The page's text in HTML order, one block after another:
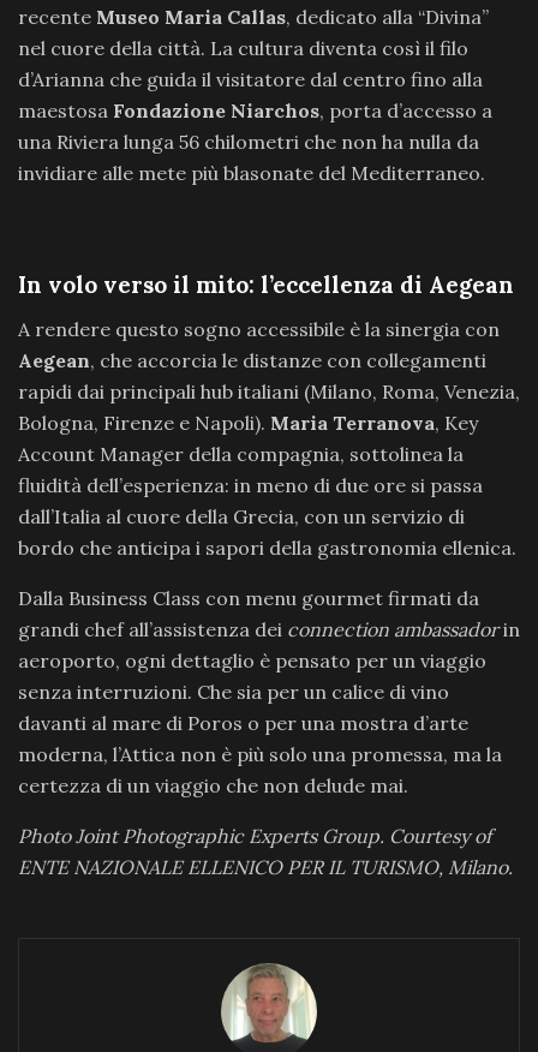
recente Museo Maria Callas, dedicato alla “Divina”
nel cuore della città. La cultura diventa così il filo
d’Arianna che guida il visitatore dal centro fino alla
maestosa Fondazione Niarchos, porta d’accesso a
una Riviera lunga 56 chilometri che non ha nulla da
invidiare alle mete più blasonate del Mediterraneo.
In volo verso il mito: l’eccellenza di Aegean
A rendere questo sogno accessibile è la sinergia con
Aegean, che accorcia le distanze con collegamenti
rapidi dai principali hub italiani (Milano, Roma, Venezia,
Bologna, Firenze e Napoli). Maria Terranova, Key
Account Manager della compagnia, sottolinea la
fluidità dell’esperienza: in meno di due ore si passa
dall’Italia al cuore della Grecia, con un servizio di
bordo che anticipa i sapori della gastronomia ellenica.
Dalla Business Class con menu gourmet firmati da
grandi chef all’assistenza dei connection ambassadorin
aeroporto, ogni dettaglio è pensato per un viaggio
senza interruzioni. Che sia per un calice di vino
davanti al mare di Poros o per una mostra d’arte
moderna, l’Attica non è più solo una promessa, ma la
certezza di un viaggio che non delude mai.
Photo Joint Photographic Experts Group. Courtesy of
ENTE NAZIONALE ELLENICO PER IL TURISMO, Milano.